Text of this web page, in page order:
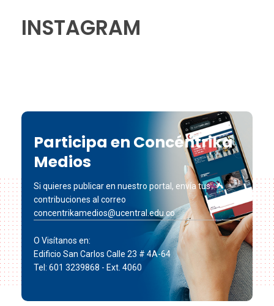
INSTAGRAM
Participa en Concéntrika
Medios
Si quieres publicar en nuestro portal, envía tus
contribuciones al correo
concentrikamedios@ucentral.edu.co
O Visítanos en:
Edificio San Carlos Calle 23 # 4A-64
Tel: 601 3239868 - Ext. 4060